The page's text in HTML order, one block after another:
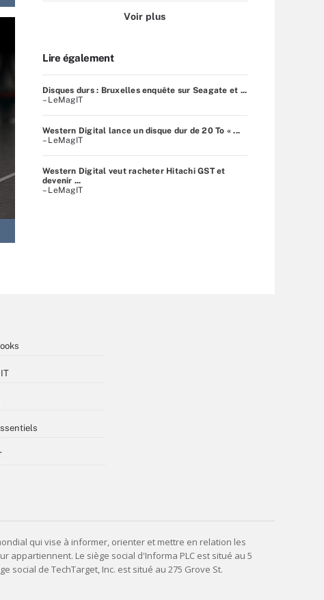
Voir plus
Lire également
Disques durs : Bruxelles enquête sur Seagate et ...
– LeMagIT
Western Digital lance un disque dur de 20 To « ...
– LeMagIT
Western Digital veut racheter Hitachi GST et
devenir ...
– LeMagIT